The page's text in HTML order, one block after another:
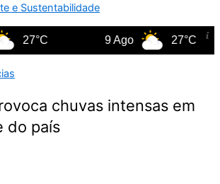
e Sustentabilidade
27°C 9 Ago 27°C
chuvas intensas em
do país